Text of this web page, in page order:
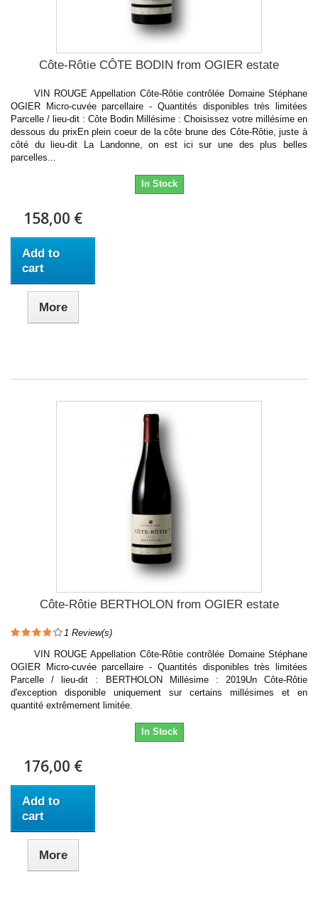
Côte-Rôtie CÔTE BODIN from OGIER estate
VIN ROUGE Appellation Côte-Rôtie contrôlée Domaine Stéphane
OGIER Micro-cuvée parcellaire - Quantités disponibles très limitées
Parcelle / lieu-dit : Côte Bodin Millésime : Choisissez votre millésime en
dessous du prixEn plein coeur de la côte brune des Côte-Rôtie, juste à
côté du lieu-dit La Landonne, on est ici sur une des plus belles
parcelles...
In Stock
158,00 €
Add to
cart
More
Côte-Rôtie BERTHOLON from OGIER estate
1 Review(s)
VIN ROUGE Appellation Côte-Rôtie contrôlée Domaine Stéphane
OGIER Micro-cuvée parcellaire - Quantités disponibles très limitées
Parcelle / lieu-dit : BERTHOLON Millésime : 2019Un Côte-Rôtie
d'exception disponible uniquement sur certains millésimes et en
quantité extrêmement limitée.
In Stock
176,00 €
Add to
cart
More